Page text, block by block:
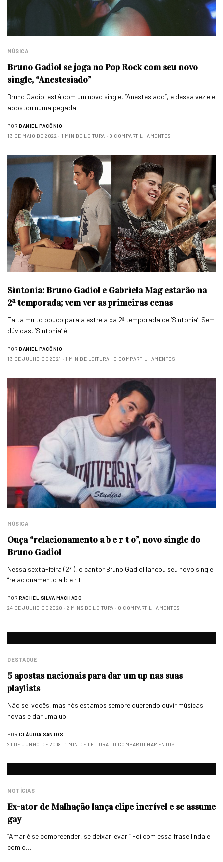
MÚSICA
Bruno Gadiol se joga no Pop Rock com seu novo
single, “Anestesiado”
Bruno Gadiol está com um novo single, “Anestesiado”, e dessa vez ele
apostou numa pegada…
POR DANIEL PACÔNIO
13 DE MAIO DE 2022
1 MIN DE LEITURA 0 COMPARTILHAMENTOS
Sintonia: Bruno Gadiol e Gabriela Mag estarão na
2ª temporada; vem ver as primeiras cenas
Falta muito pouco para a estreia da 2ª temporada de ‘Sintonia’! Sem
dúvidas, ‘Sintonia‘ é…
POR DANIEL PACÔNIO
13 DE JULHO DE 2021
1 MIN DE LEITURA 0 COMPARTILHAMENTOS
MÚSICA
Ouça “relacionamento a b e r t o”, novo single do
Bruno Gadiol
Nessa sexta-feira (24), o cantor Bruno Gadiol lançou seu novo single
“relacionamento a b e r t…
POR RACHEL SILVA MACHADO
24 DE JULHO DE 2020
2 MINS DE LEITURA 0 COMPARTILHAMENTOS
DESTAQUE
5 apostas nacionais para dar um up nas suas
playlists
Não sei vocês, mas nós estamos sempre querendo ouvir músicas
novas e dar uma up…
POR CLÁUDIA SANTOS
21 DE JUNHO DE 2018
1 MIN DE LEITURA 0 COMPARTILHAMENTOS
NOTÍCIAS
Ex-ator de Malhação lança clipe incrível e se assume
gay
“Amar é se compreender, se deixar levar.” Foi com essa frase linda e
com o…